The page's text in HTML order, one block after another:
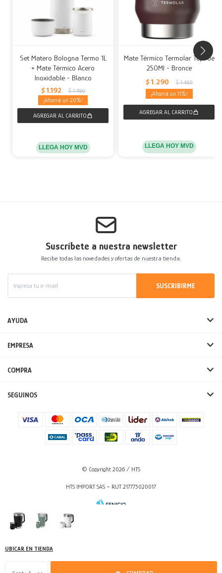
UBICAR EN TIENDA
Set Matero Bologna Termo 1L
+ Mate Térmico Acero
Inoxidable - Blanco
$ 1.192 $ 1.490
20
LLEGA HOY MVD
Mate Térmico Termolar Tupi de
250Ml - Bronce
$ 1.290 $ 1.460
11
LLEGA HOY MVD
Suscríbete a nuestra newsletter
Recibe todas las novedades y ofertas de nuestra tienda.
SUSCRIBIRME
AYUDA
EMPRESA
COMPRA
SEGUINOS
© Copyright 2026 / HTS
HTS IMPORT SAS – RUT 217775020017